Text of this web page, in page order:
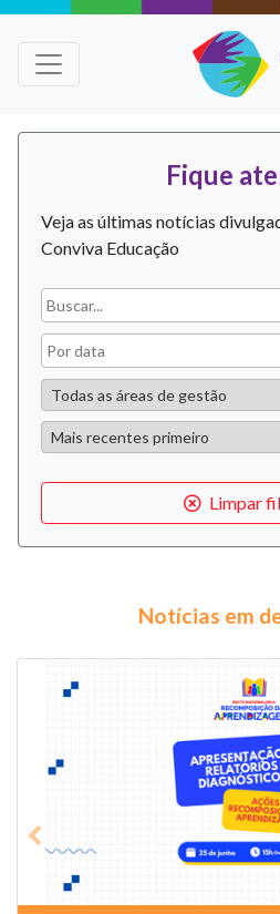
Fique
Veja as últimas notícias
Conviva Educação
Limpar
Notícias em
Previous